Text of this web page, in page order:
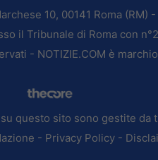
10, 00141 Roma (RM)
il Tribunale di Roma con
- NOTIZIE.COM è
questo sito sono gestite da
- Privacy Policy -